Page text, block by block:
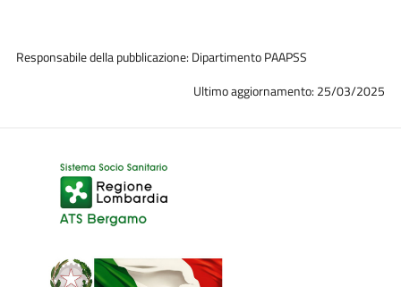
Responsabile della pubblicazione: Dipartimento PAAPSS
Ultimo aggiornamento: 25/03/2025